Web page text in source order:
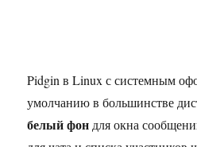
Pidgin в Linux с системным
умолчанию в большинстве
белый фон для окна